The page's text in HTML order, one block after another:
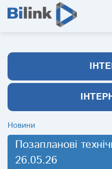
Новини
Позапланові
26.05.26